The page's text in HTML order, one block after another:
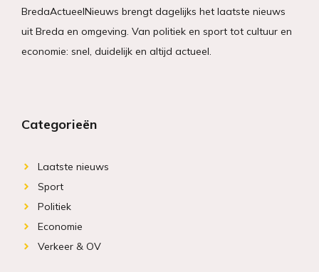
BredaActueelNieuws brengt dagelijks het laatste nieuws
uit Breda en omgeving. Van politiek en sport tot cultuur en
economie: snel, duidelijk en altijd actueel.
Categorieën
Laatste nieuws
Sport
Politiek
Economie
Verkeer & OV